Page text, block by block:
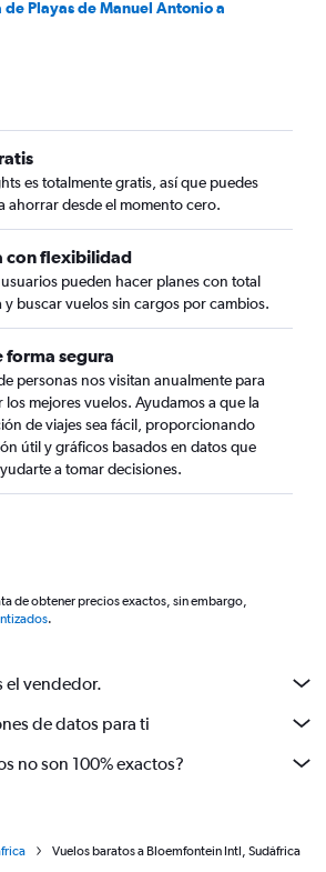
de Playas de Manuel Antonio a
es totalmente gratis, así que puedes
ahorrar desde el momento cero.
con flexibilidad
pueden hacer planes con total
y buscar vuelos sin cargos por cambios.
forma segura
personas nos visitan anualmente para
mejores vuelos. Ayudamos a que la
de viajes sea fácil, proporcionando
útil y gráficos basados en datos que
a tomar decisiones.
de obtener precios exactos, sin embargo,
.
el vendedor.
de datos para ti
no son 100% exactos?
Vuelos baratos a Bloemfontein Intl, Sudáfrica